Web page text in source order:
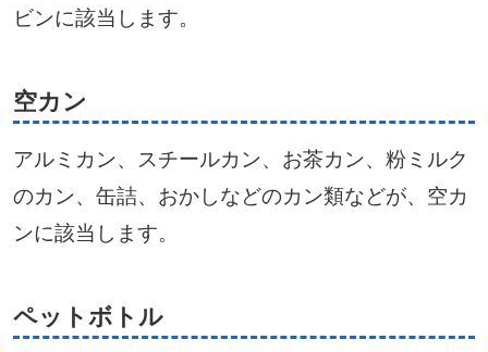
ビンに該当します。
空カン
アルミカン、スチールカン、お茶カン、粉ミルク
のカン、缶詰、おかしなどのカン類などが、空カ
ンに該当します。
ペットボトル